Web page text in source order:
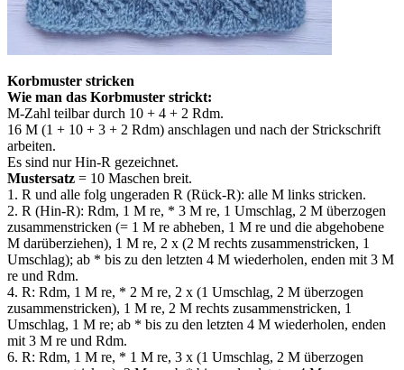
Korbmuster stricken
Wie man das Korbmuster strickt:
M-Zahl teilbar durch 10 + 4 + 2 Rdm.
16 M (1 + 10 + 3 + 2 Rdm) anschlagen und nach der Strickschrift
arbeiten.
Es sind nur Hin-R gezeichnet.
Mustersatz = 10 Maschen breit.
1. R und alle folg ungeraden R (Rück-R): alle M links stricken.
2. R (Hin-R): Rdm, 1 M re, * 3 M re, 1 Umschlag, 2 M überzogen
zusammenstricken (= 1 M re abheben, 1 M re und die abgehobene
M darüberziehen), 1 M re, 2 х (2 M rechts zusammenstricken, 1
Umschlag); ab * bis zu den letzten 4 M wiederholen, enden mit 3 M
re und Rdm.
4. R: Rdm, 1 M re, * 2 M re, 2 х (1 Umschlag, 2 M überzogen
zusammenstricken), 1 M re, 2 M rechts zusammenstricken, 1
Umschlag, 1 M re; ab * bis zu den letzten 4 M wiederholen, enden
mit 3 M re und Rdm.
6. R: Rdm, 1 M re, * 1 M re, 3 х (1 Umschlag, 2 M überzogen